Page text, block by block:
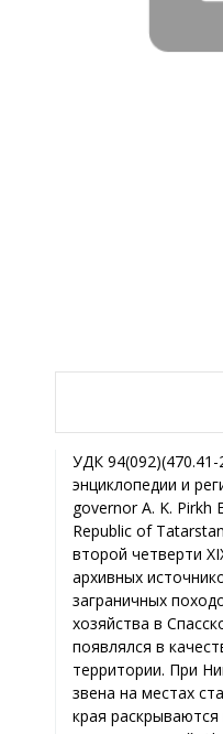
УДК 94(092)(470.41-25)”18” EDN KZUBOS «Молодец и собою и делами!»: казанский гражданский губернатор А. К. Пирх Е. Б. Долгов, Институт татарской энциклопедии и регионоведения АН РТ, г. Казань, Республика Татарстан, Российская Федерация “Well done both in himself and in deeps!”: the Kazan civil governor A. K. Pirkh E. B. Dolgov, Institute of the Tatar Encyclopaedia and Regional Studies of the Academy of Sciences of the Republic of Tatarstan, Kazan, the Republic of Tatarstan, the Russian Federation Аннотация Статья посвящена изучению жизни и деятельности казанского губернатора Николаевской эпохи второй четверти XIX столетия барона Альберта Карловича Пирха. На основе анализа литературы и введения в широкий научный оборот разнообразных архивных источников, раскрываются страницы биографии этого типичного представителя своего времени – героя Отечественной вой­ны 1812 г. и заграничных походов русских войск в 1813-1814 гг., начальника казанского гарнизона и руководителя края в 1830-1831 гг., организатора образцового хозяйства в Спасском уезде Казанской губернии. Назначение на пост губернатора являлось ответственным актом центральной власти, ибо по тому, кто появлялся в качестве «хозяина» российской провинции, дворянское и городское общества